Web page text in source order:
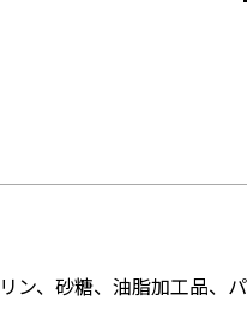
ン、砂糖、油脂加工品